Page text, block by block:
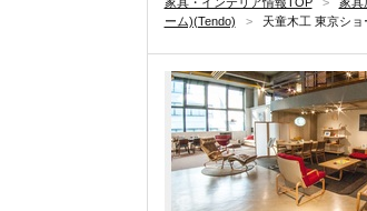
ーム)(Tendo)
> 天童木工 東京シ